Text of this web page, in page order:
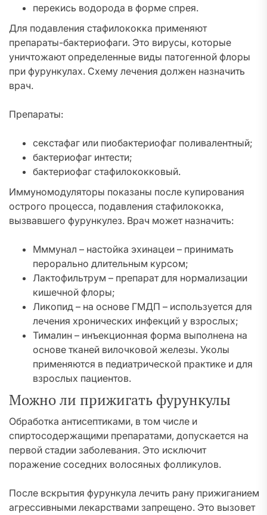
перекись водорода в форме спрея.
Для подавления стафилококка применяют
препараты-бактериофаги. Это вирусы, которые
уничтожают определенные виды патогенной флоры
при фурункулах. Схему лечения должен назначить
врач.
Препараты:
секстафаг или пиобактериофаг поливалентный;
бактериофаг интести;
бактериофаг стафилококковый.
Иммуномодуляторы показаны после купирования
острого процесса, подавления стафилококка,
вызвавшего фурункулез. Врач может назначить:
Мммунал – настойка эхинацеи – принимать
перорально длительным курсом;
Лактофильтрум – препарат для нормализации
кишечной флоры;
Ликопид – на основе ГМДП – используется для
лечения хронических инфекций у взрослых;
Тималин – инъекционная форма выполнена на
основе тканей вилочковой железы. Уколы
применяются в педиатрической практике и для
взрослых пациентов.
Можно ли прижигать фурункулы
Обработка антисептиками, в том числе и
спиртосодержащими препаратами, допускается на
первой стадии заболевания. Это исключит
поражение соседних волосяных фолликулов.
После вскрытия фурункула лечить рану прижиганием
агрессивными лекарствами запрещено. Это вызовет